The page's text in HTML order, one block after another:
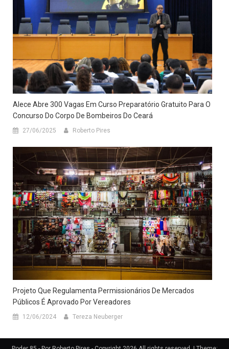
Alece Abre 300 Vagas Em Curso Preparatório Gratuito Para O
Concurso Do Corpo De Bombeiros Do Ceará
27/06/2025 Roberto Pires
Projeto Que Regulamenta Permissionários De Mercados
Públicos É Aprovado Por Vereadores
12/06/2024 Tereza Neuberger